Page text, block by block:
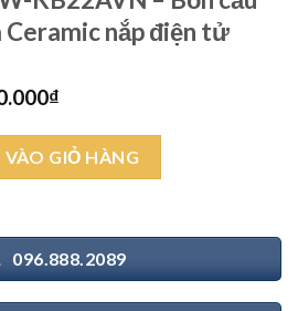
nắp điện tử
₫Giá
tại
là:
16.700.000₫.
- Bồn cầu thông minh Aqua
GIỎ HÀNG
096.888.2089